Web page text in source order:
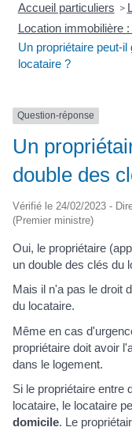
Accueil particuliers >
Location immobilière
Un propriétaire peut-
locataire ?
Question-réponse
Un
double des
Vérifié le 24/02/2023 -
(Premier ministre)
Oui, le propriétaire
un double des clés du
Mais il n'a pas le droit
du locataire.
Même en cas
propriétaire doit avoir
dans le logement.
Si le propriétaire entre
locataire, le locataire
domicile. Le